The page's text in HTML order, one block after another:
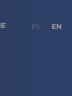
PL EN